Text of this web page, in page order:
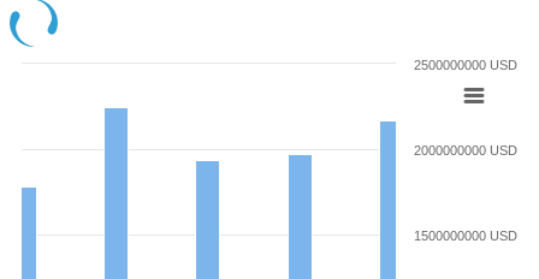
1500000000 USD
2000000000 USD
2500000000 USD